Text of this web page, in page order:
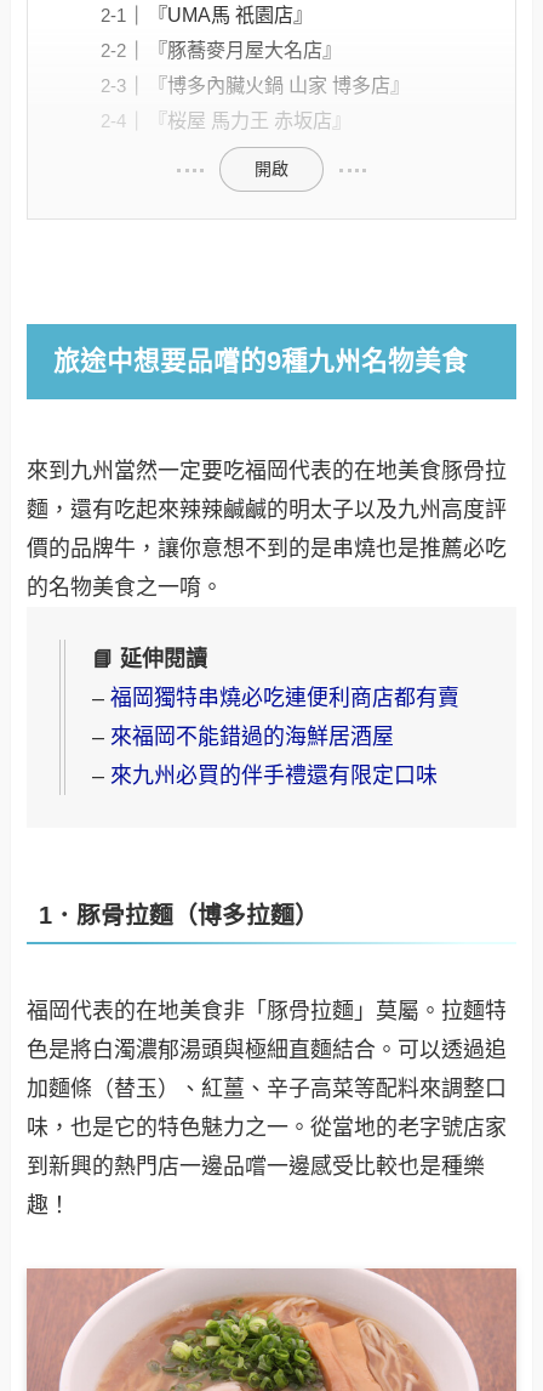
『UMA馬 祇園店』
『豚蕎麥月屋大名店』
『博多內臟火鍋 山家 博多店』
『桜屋 馬力王 赤坂店』
開啟
旅途中想要品嚐的9種九州名物美食
來到九州當然一定要吃福岡代表的在地美食豚骨拉
麵，還有吃起來辣辣鹹鹹的明太子以及九州高度評
價的品牌牛，讓你意想不到的是串燒也是推薦必吃
的名物美食之一唷。
📘 延伸閱讀
–福岡獨特串燒必吃連便利商店都有賣
– 來福岡不能錯過的海鮮居酒屋
– 來九州必買的伴手禮還有限定口味
1．豚骨拉麵（博多拉麵）
福岡代表的在地美食非「豚骨拉麵」莫屬。拉麵特
色是將白濁濃郁湯頭與極細直麵結合。可以透過追
加麵條（替玉）、紅薑、辛子高菜等配料來調整口
味，也是它的特色魅力之一。從當地的老字號店家
到新興的熱門店一邊品嚐一邊感受比較也是種樂
趣！